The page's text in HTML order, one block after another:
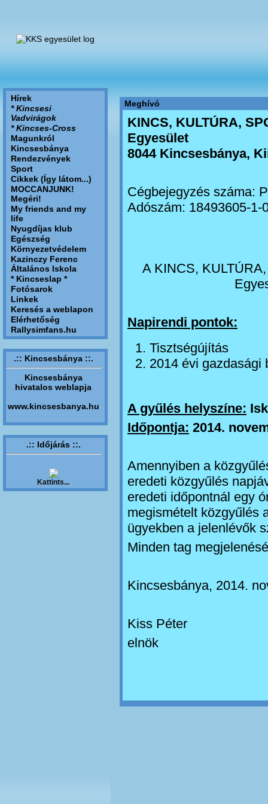
Hírek
* Kincsesi
Vadvirágok
* Kincses-Cross
Magunkról
Kincsesbánya
Rendezvények
Sport
Cikkek (Így látom...)
MOCCANJUNK!
Megéri!
My friends and my
life
Nyugdíjas klub
Egészség
Környezetvédelem
Kazinczy Ferenc
Általános Iskola
* Kincseslap *
Fotósarok
Linkek
Keresés a weblapon
Elérhetőség
Rallysimfans.hu
.:: Kincsesbánya ::.
Kincsesbánya
hivatalos weblapja
www.kincsesbanya.hu
.:: Időjárás ::.
Kattints...
Meghívó
KINCS, KULTÚRA,
Egyesület
8044 Kincsesbánya,
Cégbejegyzés száma:
Adószám: 18493605-1-
A KINCS,
Napirendi pontok:
Tisztségújítás
2014 évi gazdasági
A gyűlés helyszíne:
Időpontja: 2014.
Amennyiben a
eredeti közgyűlés
eredeti időpontnál egy
megismételt közgyűlés
ügyekben a jelenlévők
Minden tag
Kincsesbánya, 2014.
Kiss Péter
elnök